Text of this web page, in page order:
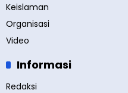
Keislaman
Organisasi
Video
Informasi
Redaksi